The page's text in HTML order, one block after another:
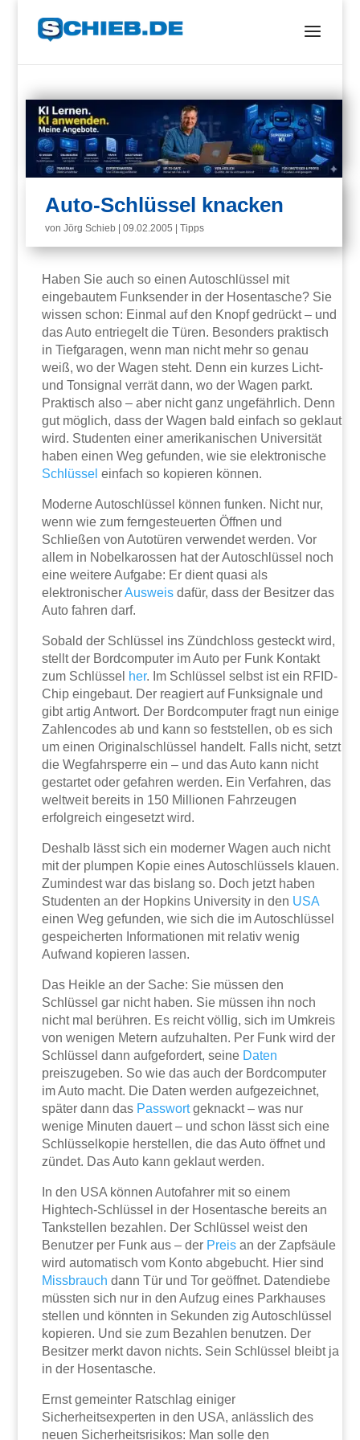
Auto-Schlüssel knacken
vonJörg Schieb |09.02.2005 |Tipps
Haben Sie auch so einen Autoschlüssel mit
eingebautem Funksender in der Hosentasche? Sie
wissen schon: Einmal auf den Knopf gedrückt – und
das Auto entriegelt die Türen. Besonders praktisch
in Tiefgaragen, wenn man nicht mehr so genau
weiß, wo der Wagen steht. Denn ein kurzes Licht-
und Tonsignal verrät dann, wo der Wagen parkt.
Praktisch also – aber nicht ganz ungefährlich. Denn
gut möglich, dass der Wagen bald einfach so geklaut
wird. Studenten einer amerikanischen Universität
haben einen Weg gefunden, wie sie elektronische
Schlüssel einfach so kopieren können.
Moderne Autoschlüssel können funken. Nicht nur,
wenn wie zum ferngesteuerten Öffnen und
Schließen von Autotüren verwendet werden. Vor
allem in Nobelkarossen hat der Autoschlüssel noch
eine weitere Aufgabe: Er dient quasi als
elektronischerAusweis dafür, dass der Besitzer das
Auto fahren darf.
Sobald der Schlüssel ins Zündchloss gesteckt wird,
stellt der Bordcomputer im Auto per Funk Kontakt
zum Schlüssel her. Im Schlüssel selbst ist ein RFID-
Chip eingebaut. Der reagiert auf Funksignale und
gibt artig Antwort. Der Bordcomputer fragt nun einige
Zahlencodes ab und kann so feststellen, ob es sich
um einen Originalschlüssel handelt. Falls nicht, setzt
die Wegfahrsperre ein – und das Auto kann nicht
gestartet oder gefahren werden. Ein Verfahren, das
weltweit bereits in 150 Millionen Fahrzeugen
erfolgreich eingesetzt wird.
Deshalb lässt sich ein moderner Wagen auch nicht
mit der plumpen Kopie eines Autoschlüssels klauen.
Zumindest war das bislang so. Doch jetzt haben
Studenten an der Hopkins University in den USA
einen Weg gefunden, wie sich die im Autoschlüssel
gespeicherten Informationen mit relativ wenig
Aufwand kopieren lassen.
Das Heikle an der Sache: Sie müssen den
Schlüssel gar nicht haben. Sie müssen ihn noch
nicht mal berühren. Es reicht völlig, sich im Umkreis
von wenigen Metern aufzuhalten. Per Funk wird der
Schlüssel dann aufgefordert, seine Daten
preiszugeben. So wie das auch der Bordcomputer
im Auto macht. Die Daten werden aufgezeichnet,
später dann das Passwortgeknackt – was nur
wenige Minuten dauert – und schon lässt sich eine
Schlüsselkopie herstellen, die das Auto öffnet und
zündet. Das Auto kann geklaut werden.
In den USA können Autofahrer mit so einem
Hightech-Schlüssel in der Hosentasche bereits an
Tankstellen bezahlen. Der Schlüssel weist den
Benutzer per Funk aus – der Preis an der Zapfsäule
wird automatisch vom Konto abgebucht. Hier sind
Missbrauch dann Tür und Tor geöffnet. Datendiebe
müssten sich nur in den Aufzug eines Parkhauses
stellen und könnten in Sekunden zig Autoschlüssel
kopieren. Und sie zum Bezahlen benutzen. Der
Besitzer merkt davon nichts. Sein Schlüssel bleibt ja
in der Hosentasche.
Ernst gemeinter Ratschlag einiger
Sicherheitsexperten in den USA, anlässlich des
neuen Sicherheitsrisikos: Man solle den